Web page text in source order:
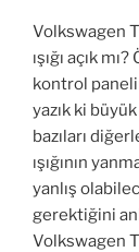
Volkswagen
ışığı açık
kontrol
yazık ki
bazıları
ışığının
yanlış
gerektiğini
Volkswagen